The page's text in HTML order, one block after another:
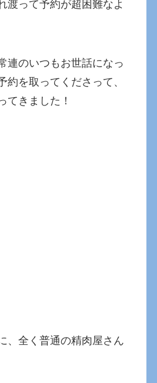
渡って予約が超困難なよ
連のいつもお世話になっ
約を取ってくださって、
てきました！
、全く普通の精肉屋さん